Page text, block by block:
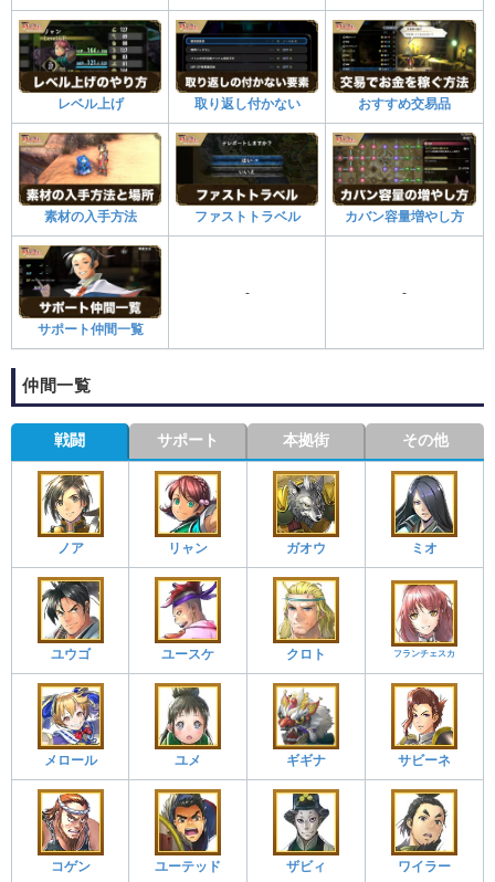
レベル上げ 取り返し付かない おすすめ交易品
素材の入手方法 ファストトラベル カバン容量増やし方
サポート仲間一覧
- -
仲間一覧
戦闘 サポート 本拠街 その他
ノア リャン ガオウ ミオ
ユウゴ ユースケ クロト フランチェスカ
メロール ユメ ギギナ サビーネ
コゲン ユーテッド ザビィ ワイラー